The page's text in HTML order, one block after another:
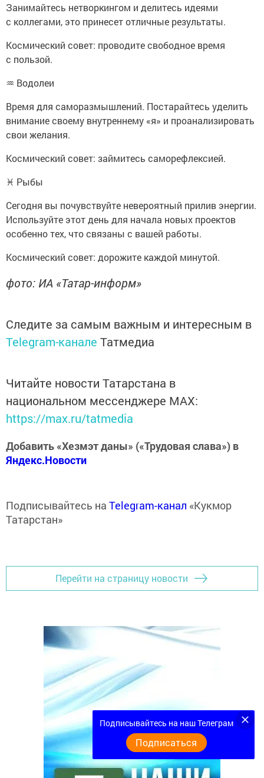
Занимайтесь нетворкингом и делитесь идеями
с коллегами, это принесет отличные результаты.
Космический совет: проводите свободное время
с пользой.
♒ Водолеи
Время для саморазмышлений. Постарайтесь уделить
внимание своему внутреннему «я» и проанализировать
свои желания.
Космический совет: займитесь саморефлексией.
♓ Рыбы
Сегодня вы почувствуйте невероятный прилив энергии.
Используйте этот день для начала новых проектов
особенно тех, что связаны с вашей работы.
Космический совет: дорожите каждой минутой.
фото: ИА «Татар-информ»
Следите за самым важным и интересным в
Telegram-канале Татмедиа
Читайте новости Татарстана в
национальном мессенджере MАХ:
https://max.ru/tatmedia
Добавить «Хезмэт даны» («Трудовая слава») в
Яндекс.Новости
Подписывайтесь на Telegram-канал «Кукмор
Татарстан»
Перейти на страницу новости
Подписывайтесь на наш Телеграм
Подписаться